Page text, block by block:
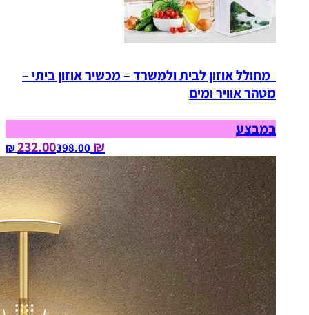
מחולל אוזון לבית ולמשרד – מכשיר אוזון ביתי –
מטהר אוויר ומים
במבצע
₪ 232.00
398.00‏ ₪